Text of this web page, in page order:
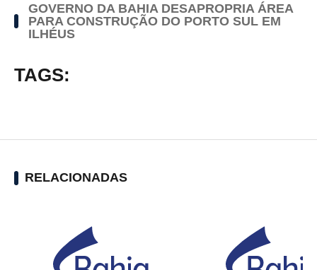
GOVERNO DA BAHIA DESAPROPRIA ÁREA
PARA CONSTRUÇÃO DO PORTO SUL EM
ILHÉUS
TAGS:
RELACIONADAS